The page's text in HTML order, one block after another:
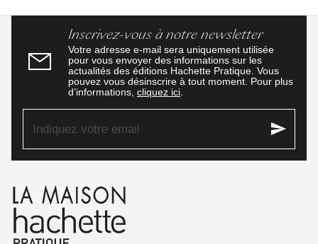
Inscrivez-vous à notre newsletter
Votre adresse e-mail sera uniquement utilisée
pour vous envoyer des informations sur les
actualités des éditions Hachette Pratique. Vous
pouvez vous désinscrire à tout moment. Pour plus
d’informations, cliquez ici
Indiquez votre email send